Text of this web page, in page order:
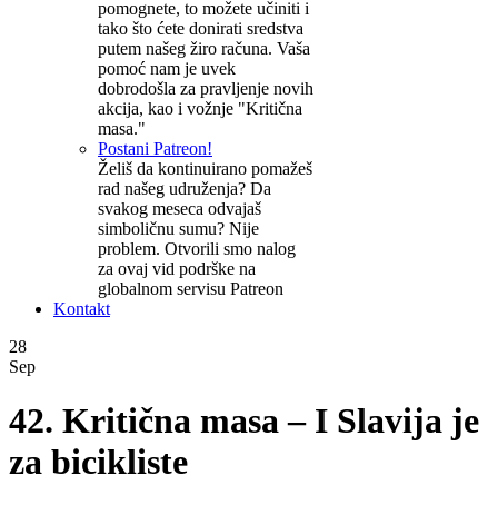
pomognete, to možete učiniti i
tako što ćete donirati sredstva
putem našeg žiro računa. Vaša
pomoć nam je uvek
dobrodošla za pravljenje novih
akcija, kao i vožnje "Kritična
masa."
Postani Patreon!
Želiš da kontinuirano pomažeš
rad našeg udruženja? Da
svakog meseca odvajaš
simboličnu sumu? Nije
problem. Otvorili smo nalog
za ovaj vid podrške na
globalnom servisu Patreon
Kontakt
28
Sep
42. Kritična masa – I Slavija je
za bicikliste